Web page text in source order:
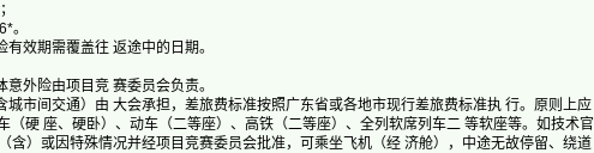
。
效期需覆盖往 返途中的日期。
外险由项目竞 赛委员会负责。
间交通）由 大会承担，差旅费标准按照广东省或各地市现行差旅费标准执 行。原则上应
（硬 座、硬卧）、动车（二等座）、高铁（二等座）、全列软席列车二 等软座等。如技术官
含）或因特殊情况并经项目竞赛委员会批准，可乘坐飞机（经 济舱），中途无故停留、绕道